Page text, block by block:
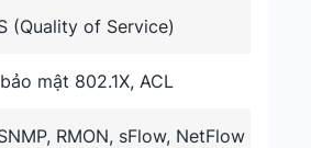
(Quality of Service)
mật 802.1X, ACL
RMON, sFlow, NetFlow